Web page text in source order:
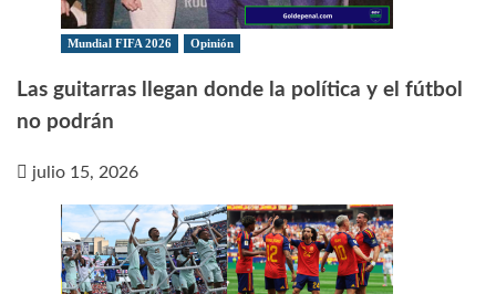
Mundial FIFA 2026 Opinión
Las guitarras llegan donde la política y el fútbol
no podrán
julio 15, 2026